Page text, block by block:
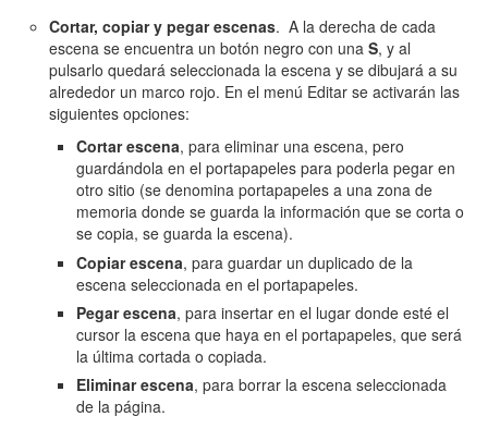
Cortar, copiar y pegar escenas. A la derecha de cada
escena se encuentra un botón negro con una S, y al
pulsarlo quedará seleccionada la escena y se dibujará a su
alrededor un marco rojo. En el menú Editar se activarán las
siguientes opciones:
Cortar escena, para eliminar una escena, pero
guardándola en el portapapeles para poderla pegar en
otro sitio (se denomina portapapeles a una zona de
memoria donde se guarda la información que se corta o
se copia, se guarda la escena).
Copiar escena, para guardar un duplicado de la
escena seleccionada en el portapapeles.
Pegar escena, para insertar en el lugar donde esté el
cursor la escena que haya en el portapapeles, que será
la última cortada o copiada.
Eliminar escena, para borrar la escena seleccionada
de la página.